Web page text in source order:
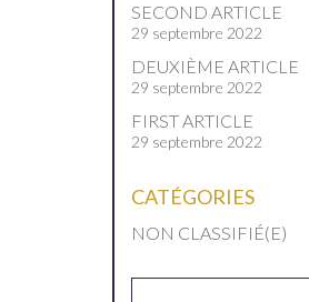
SECOND ARTICLE
29 septembre 2022
DEUXIÈME ARTICLE
29 septembre 2022
FIRST ARTICLE
29 septembre 2022
CATÉGORIES
NON CLASSIFIÉ(E)